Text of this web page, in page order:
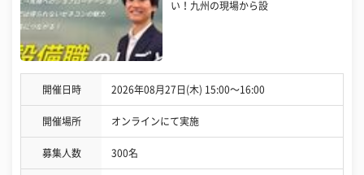
い！九州の現場から設
開催日時 2026年08月27日(木) 15:00〜16:00
開催場所 オンラインにて実施
募集人数 300名